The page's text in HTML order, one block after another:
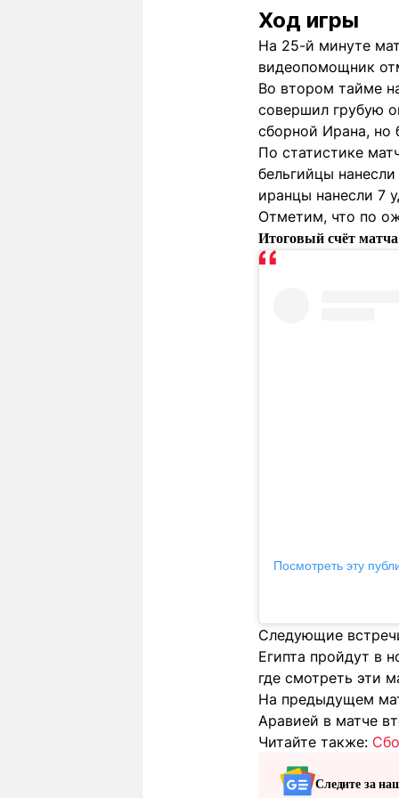
Ход игры
На 25-й минуте
видеопомощник
Во втором тайме
совершил грубую
сборной Ирана, но
По статистике
бельгийцы
иранцы нанесли 7
Отметим, что по
Итоговый счёт
Посмотреть эту
Следующие
Египта пройдут в
где смотреть эти
На предыдущем
Аравией в матче
Читайте также:
Следите за